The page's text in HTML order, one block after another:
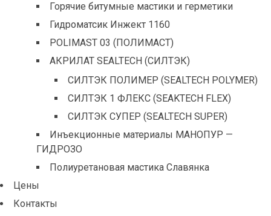
Горячие битумные мастики и герметики
Гидроматсик Инжект 1160
POLIMAST 03 (ПОЛИМАСТ)
АКРИЛАТ SEALTECH (СИЛТЭК)
СИЛТЭК ПОЛИМЕР (SEALTECH POLYMER)
СИЛТЭК 1 ФЛЕКС (SEAKTECH FLEX)
СИЛТЭК СУПЕР (SEALTECH SUPER)
Инъекционные материалы МАНОПУР —
ГИДРОЗО
Полиуретановая мастика Славянка
Цены
Контакты